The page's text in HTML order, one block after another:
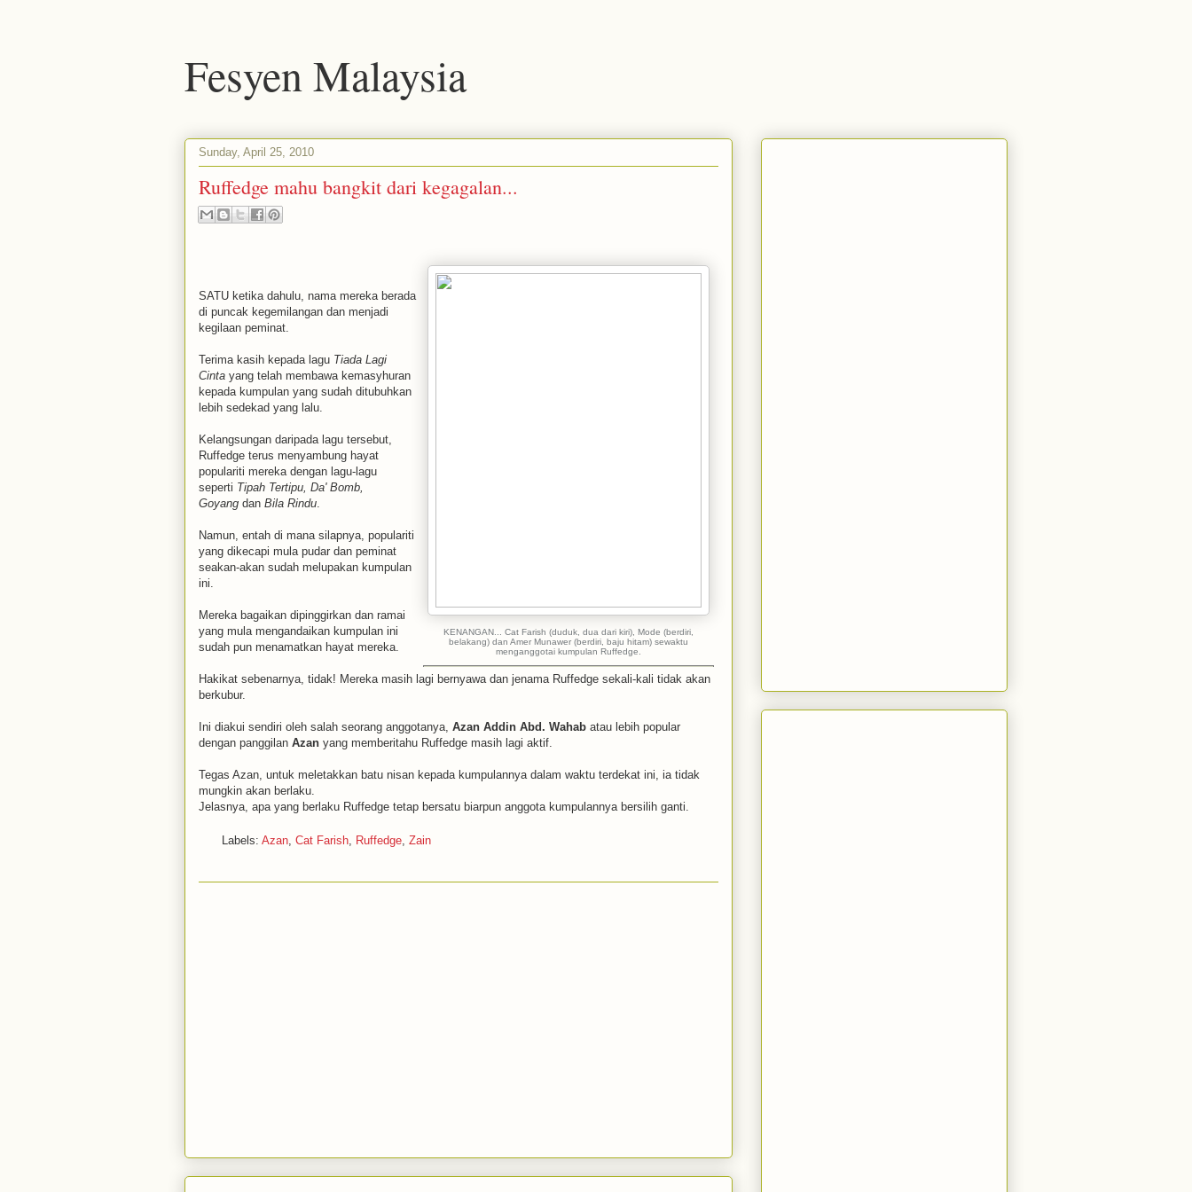
Fesyen Malaysia
Sunday, April 25, 2010
Ruffedge mahu bangkit dari kegagalan...
KENANGAN... Cat Farish (duduk, dua dari kiri), Mode (berdiri,
belakang) dan Amer Munawer (berdiri, baju hitam) sewaktu
menganggotai kumpulan Ruffedge.
SATU ketika dahulu, nama mereka berada
di puncak kegemilangan dan menjadi
kegilaan peminat.
Terima kasih kepada lagu Tiada Lagi
Cinta yang telah membawa kemasyhuran
kepada kumpulan yang sudah ditubuhkan
lebih sedekad yang lalu.
Kelangsungan daripada lagu tersebut,
Ruffedge terus menyambung hayat
populariti mereka dengan lagu-lagu
seperti Tipah Tertipu, Da' Bomb,
Goyang dan Bila Rindu
Namun, entah di mana silapnya, populariti
yang dikecapi mula pudar dan peminat
seakan-akan sudah melupakan kumpulan
ini.
Mereka bagaikan dipinggirkan dan ramai
yang mula mengandaikan kumpulan ini
sudah pun menamatkan hayat mereka.
Hakikat sebenarnya, tidak! Mereka masih lagi bernyawa dan jenama Ruffedge sekali-kali tidak akan
berkubur.
Ini diakui sendiri oleh salah seorang anggotanya, Azan Addin Abd. Wahab atau lebih popular
dengan panggilan Azan yang memberitahu Ruffedge masih lagi aktif.
Tegas Azan, untuk meletakkan batu nisan kepada kumpulannya dalam waktu terdekat ini, ia tidak
mungkin akan berlaku.
Jelasnya, apa yang berlaku Ruffedge tetap bersatu biarpun anggota kumpulannya bersilih ganti.
Labels: Azan, Cat Farish, Ruffedge, Zain